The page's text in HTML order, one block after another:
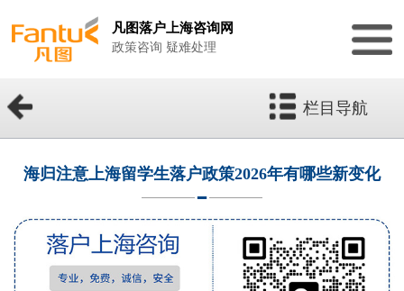
凡图落户上海咨询网
政策咨询 疑难处理
栏目导航
海归注意上海留学生落户政策2026年有哪些新变化